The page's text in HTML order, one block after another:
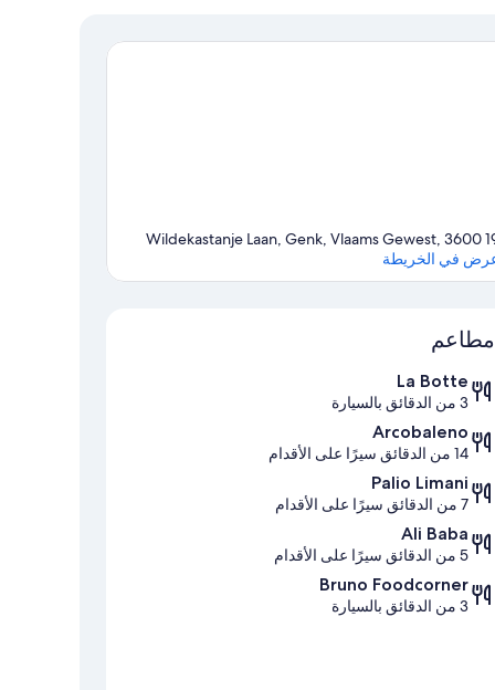
19 Wildekastanje Laan,
في الخريطة
مطاعم
La Botte
3 من الدقائق بالسيارة
Arcobaleno
14 من الدقائق سيرًا على الأقدام
Palio Limani
7 من الدقائق سيرًا على الأقدام
Ali Baba
5 من الدقائق سيرًا على الأقدام
Bruno Foodcorner
3 من الدقائق بالسيارة